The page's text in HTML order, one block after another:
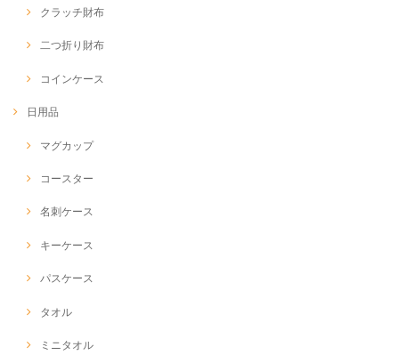
クラッチ財布
二つ折り財布
コインケース
日用品
マグカップ
コースター
名刺ケース
キーケース
パスケース
タオル
ミニタオル